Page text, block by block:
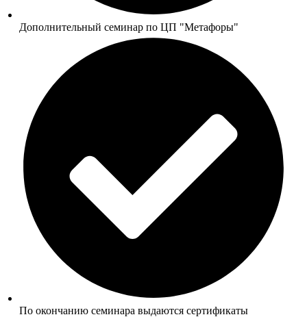
Дополнительный семинар по ЦП "Метафоры"
По окончанию семинара выдаются сертификаты